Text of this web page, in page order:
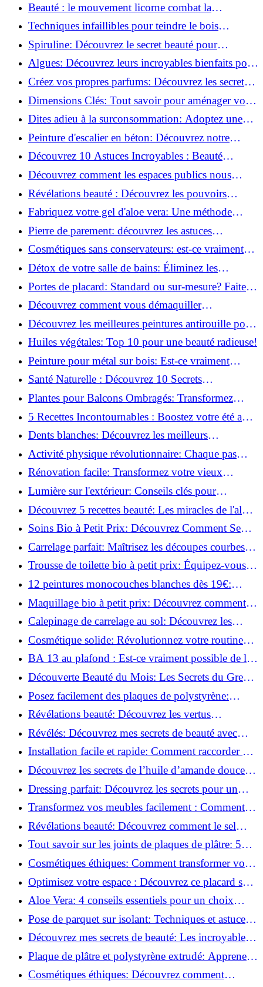
Beauté : le mouvement licorne combat la
surconsommation !
Techniques infaillibles pour teindre le bois
naturellement: Découvrez comment!
Spiruline: Découvrez le secret beauté pour
revitaliser les peaux fatiguées!
Algues: Découvrez leurs incroyables bienfaits pour
la santé et la beauté!
Créez vos propres parfums: Découvrez les secrets
de la fabrication artisanale!
Dimensions Clés: Tout savoir pour aménager votre
salle de bains!
Dites adieu à la surconsommation: Adoptez une
vie plus simple!
Peinture d'escalier en béton: Découvrez notre
tutoriel facile et rapide!
Découvrez 10 Astuces Incroyables : Beauté
Naturelle avec le Concombre !
Découvrez comment les espaces publics nous
incitent à être plus actifs : Révélations surprenantes!
Révélations beauté : Découvrez les pouvoirs
insoupçonnés du concombre!
Fabriquez votre gel d'aloe vera: Une méthode
simple et rapide à la maison!
Pierre de parement: découvrez les astuces
infaillibles pour un nettoyage parfait!
Cosmétiques sans conservateurs: est-ce vraiment
possible?
Détox de votre salle de bains: Éliminez les
ingrédients nocifs dès maintenant!
Portes de placard: Standard ou sur-mesure? Faites
le meilleur choix!
Découvrez comment vous démaquiller
naturellement: Astuces et secrets révélés!
Découvrez les meilleures peintures antirouille pour
le fer: Top 12 analysé!
Huiles végétales: Top 10 pour une beauté radieuse!
Peinture pour métal sur bois: Est-ce vraiment
possible?
Santé Naturelle : Découvrez 10 Secrets
Incontournables pour un Bien-être Optimal!
Plantes pour Balcons Ombragés: Transformez
votre Terrasse en Oasis Verte!
5 Recettes Incontournables : Boostez votre été avec
des huiles essentielles!
Dents blanches: Découvrez les meilleurs
ingrédients naturels!
Activité physique révolutionnaire: Chaque pas
compte pour votre santé!
Rénovation facile: Transformez votre vieux
parquet irrégulier en un clin d'œil!
Lumière sur l'extérieur: Conseils clés pour
concevoir et installer votre éclairage!
Découvrez 5 recettes beauté: Les miracles de l'aloe
vera pour votre peau!
Soins Bio à Petit Prix: Découvrez Comment Se
Chouchouter Pour Moins de 35€!
Carrelage parfait: Maîtrisez les découpes courbes
facilement!
Trousse de toilette bio à petit prix: Équipez-vous
pour moins de 25€!
12 peintures monocouches blanches dès 19€:
Découvrez les meilleures offres!
Maquillage bio à petit prix: Découvrez comment
s'équiper pour moins de 50€!
Calepinage de carrelage au sol: Découvrez les
astuces incontournables!
Cosmétique solide: Révolutionnez votre routine
beauté pour zéro déchet!
BA 13 au plafond : Est-ce vraiment possible de les
coller ?
Découverte Beauté du Mois: Les Secrets du Green
Glamour !
Posez facilement des plaques de polystyrène:
Transformez votre plafond sans effort !
Révélations beauté: Découvrez les vertus
insoupçonnées de l'huile de coco!
Révélés: Découvrez mes secrets de beauté avec
l'huile de ricin!
Installation facile et rapide: Comment raccorder un
luminaire au plafond!
Découvrez les secrets de l’huile d’amande douce :
Pourquoi vous devez l'adopter!
Dressing parfait: Découvrez les secrets pour un
rangement optimal!
Transformez vos meubles facilement : Comment
installer des roulettes en un clin d'œil !
Révélations beauté: Découvrez comment le sel
transforme votre routine!
Tout savoir sur les joints de plaques de plâtre: 5
questions clés pour comprendre les fissures!
Cosmétiques éthiques: Comment transformer votre
routine beauté!
Optimisez votre espace : Découvrez ce placard sous
rampant à portes coulissantes!
Aloe Vera: 4 conseils essentiels pour un choix
parfait!
Pose de parquet sur isolant: Techniques et astuces
pour un sol parfait!
Découvrez mes secrets de beauté: Les incroyables
vertus du raisin!
Plaque de plâtre et polystyrène extrudé: Apprenez
à les coller efficacement!
Cosmétiques éthiques: Découvrez comment